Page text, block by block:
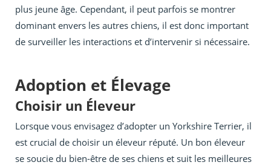
plus jeune âge. Cependant, il peut parfois se montrer
dominant envers les autres chiens, il est donc important
de surveiller les interactions et d’intervenir si nécessaire.
Adoption et Élevage
Choisir un Éleveur
Lorsque vous envisagez d’adopter un Yorkshire Terrier, il
est crucial de choisir un éleveur réputé. Un bon éleveur
se soucie du bien-être de ses chiens et suit les meilleures